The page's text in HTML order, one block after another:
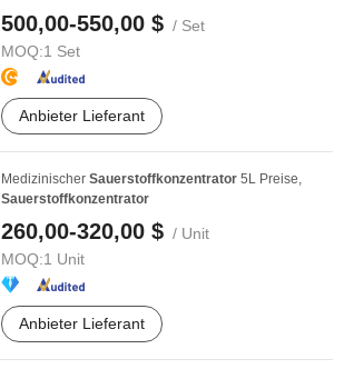
500,00-550,00 $ / Set
MOQ:1 Set
Anbieter Lieferant
Medizinischer Sauerstoffkonzentrator 5L Preise,
Sauerstoffkonzentrator
260,00-320,00 $ / Unit
MOQ:1 Unit
Anbieter Lieferant